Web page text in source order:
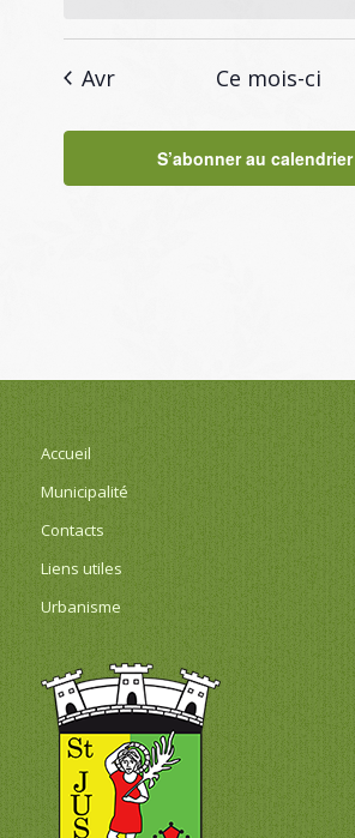
Avr Ce mois-ci
S’abonner au calendrier
Accueil
Municipalité
Contacts
Liens utiles
Urbanisme